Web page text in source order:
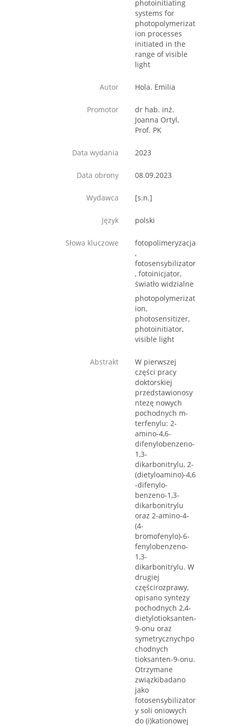
photoinitiating
systems for
photopolymerizat
ion processes
initiated in the
range of visible
light
Autor Hola. Emilia
Promotor
dr hab. inż.
Joanna Ortyl,
Prof. PK
Data wydania 2023
Data obrony 08.09.2023
Wydawca [s.n.]
Język polski
Słowa kluczowe
fotopolimeryzacja
,
fotosensybilizator
, fotoinicjator,
światło widzialne
photopolymerizat
ion,
photosensitizer,
photoinitiator,
visible light
Abstrakt
W pierwszej
części pracy
doktorskiej
przedstawionosy
ntezę nowych
pochodnych m-
terfenylu: 2-
amino-4,6-
difenylobenzeno-
1,3-
dikarbonitrylu, 2-
(dietyloamino)-4,6
-difenylo-
benzeno-1,3-
dikarbonitrylu
oraz 2-amino-4-
(4-
bromofenylo)-6-
fenylobenzeno-
1,3-
dikarbonitrylu. W
drugiej
częścirozprawy,
opisano syntezy
pochodnych 2,4-
dietylotioksanten-
9-onu oraz
symetrycznychpo
chodnych
tioksanten-9-onu.
Otrzymane
związkibadano
jako
fotosensybilizator
y soli oniowych
do (i)kationowej